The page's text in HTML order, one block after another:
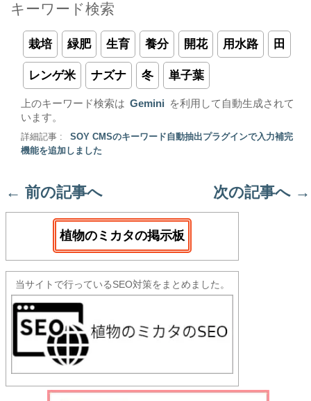
キーワード検索
栽培 緑肥 生育 養分 開花 用水路 田
レンゲ米 ナズナ 冬 単子葉
上のキーワード検索は Gemini
を利用して自動生成されて
います。
詳細記事 :
SOY CMSのキーワード自動抽出プラグインで入力補完
機能を追加しました
← 前の記事へ 次の記事へ →
植物のミカタの掲示板
当サイトで行っているSEO対策をまとめました。